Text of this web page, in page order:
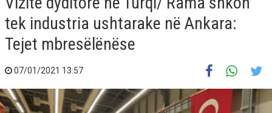
tek industria ushtarake në Ankara:
Tejet mbresëlënëse
07/01/2021 13:57